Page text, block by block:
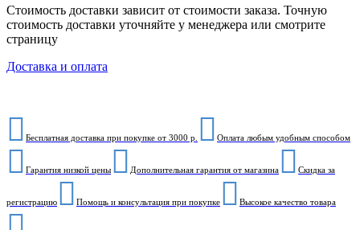
Стоимость доставки зависит от стоимости заказа. Точную
стоимость доставки уточняйте у менеджера или смотрите
страницу
Доставка и оплата
Бесплатная доставка при покупке от 3000 р. Оплата любым удобным способом
Гарантия низкой цены Дополнительная гарантия от магазина Скидка за
регистрацию Помощь и консультация при покупке Высокое качество товара